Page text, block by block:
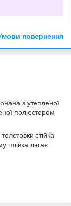
повернення
з утепленої
поліестером
стійка
плівка лягає